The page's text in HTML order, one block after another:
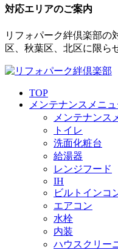
対応エリアのご案内
リフォパーク絆倶楽部の
区、秋葉区、北区に限ら
TOP
メンテナンスメニ
メンテナンス
トイレ
洗面化粧台
給湯器
レンジフード
IH
ビルトインコ
エアコン
水栓
内装
ハウスクリー